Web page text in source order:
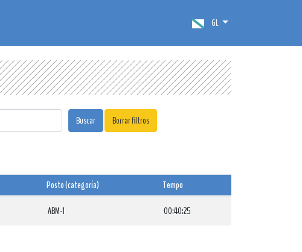
GL
Buscar Borrar filtros
Posto (categoría)
Tempo
ABM-1 00:40:25